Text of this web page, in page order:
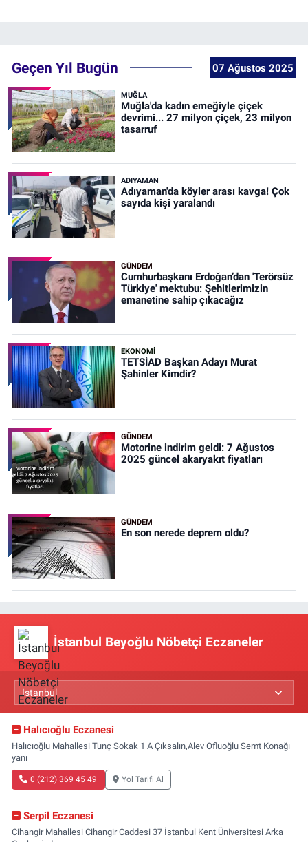
Geçen Yıl Bugün 07 Ağustos 2025
MUĞLA
Muğla'da kadın emeğiyle çiçek
devrimi... 27 milyon çiçek, 23 milyon
tasarruf
ADIYAMAN
Adıyaman'da köyler arası kavga! Çok
sayıda kişi yaralandı
GÜNDEM
Cumhurbaşkanı Erdoğan’dan 'Terörsüz
Türkiye' mektubu: Şehitlerimizin
emanetine sahip çıkacağız
EKONOMİ
TETSİAD Başkan Adayı Murat
Şahinler Kimdir?
GÜNDEM
Motorine indirim geldi: 7 Ağustos
2025 güncel akaryakıt fiyatları
GÜNDEM
En son nerede deprem oldu?
İstanbul Beyoğlu Nöbetçi Eczaneler
Halıcıoğlu Eczanesi
Halıcıoğlu Mahallesi Tunç Sokak 1 A Çıksalın,Alev Ofluoğlu Semt Konağı
yanı
0 (212) 369 45 49 Yol Tarifi Al
Serpil Eczanesi
Cihangir Mahallesi Cihangir Caddesi 37 İstanbul Kent Üniversitesi Arka